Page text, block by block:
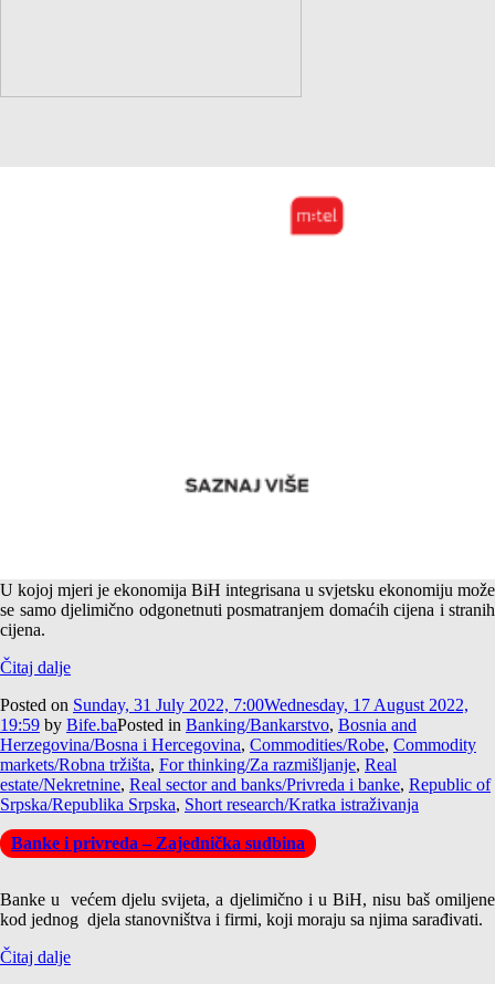
Real sector and banks/Privreda i banke
U kojoj mjeri je ekonomija BiH integrisana u svjetsku ekonomiju može
se samo djelimično odgonetnuti posmatranjem domaćih cijena i stranih
cijena.
Čitaj dalje
Posted on Sunday, 31 July 2022, 7:00Wednesday, 17 August 2022,
19:59 by Bife.baPosted in Banking/Bankarstvo, Bosnia and
Herzegovina/Bosna i Hercegovina, Commodities/Robe, Commodity
markets/Robna tržišta, For thinking/Za razmišljanje, Real
estate/Nekretnine, Real sector and banks/Privreda i banke, Republic of
Srpska/Republika Srpska, Short research/Kratka istraživanja
Banke i privreda – Zajednička sudbina
Banke u većem djelu svijeta, a djelimično i u BiH, nisu baš omiljene
kod jednog djela stanovništva i firmi, koji moraju sa njima sarađivati.
Čitaj dalje